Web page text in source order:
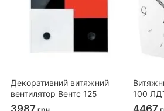
Декоративний витяжний
вентилятор Вентс 125
Доміно 1
3987 грн
100
4467